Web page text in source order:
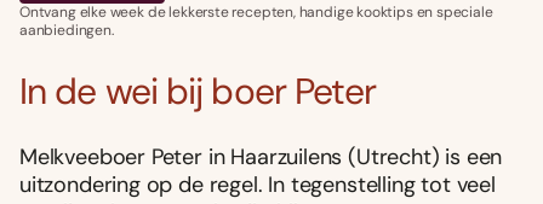
Ontvang elke week de lekkerste recepten, handige kooktips en speciale
aanbiedingen.
In de wei bij boer Peter
Melkveeboer Peter in Haarzuilens (Utrecht) is een
uitzondering op de regel. In tegenstelling tot veel